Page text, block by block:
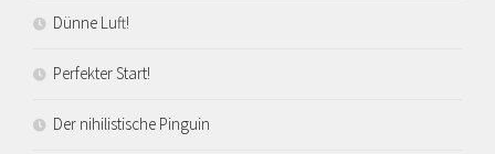
Dünne Luft!
Perfekter Start!
Der nihilistische Pinguin